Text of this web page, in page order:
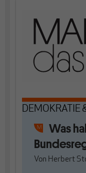
DEMOKRATIE
Was
Von Herbert